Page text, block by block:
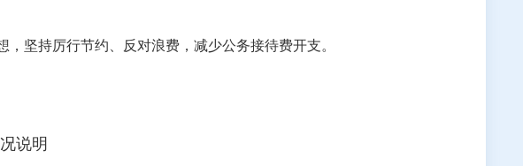
坚持厉行节约、反对浪费，减少公务接待费开支。
说明